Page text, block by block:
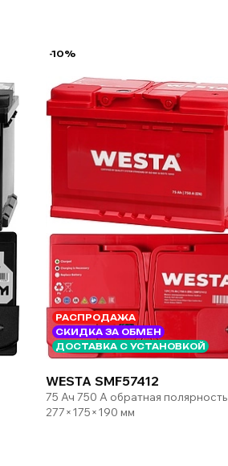
-10%
РАСПРОДАЖА
СКИДКА ЗА ОБМЕН
ДОСТАВКА С УСТАНОВКОЙ
WESTA SMF57412
75 Ач 750 А обратная полярность
277×175×190 мм